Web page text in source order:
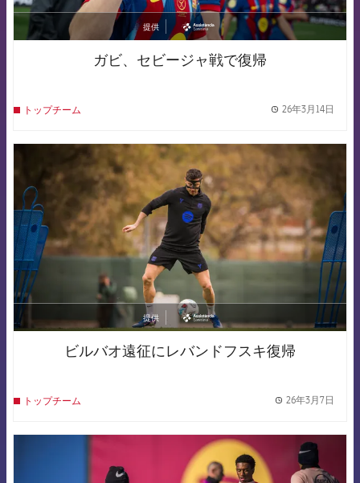
提供
asistencia
ガビ、セビージャ戦で復帰
トップチーム 26年3月14日
FCB Barcelona badge
提供
asistencia
ビルバオ遠征にレバンドフスキ復帰
トップチーム 26年3月7日
FCB Barcelona badge